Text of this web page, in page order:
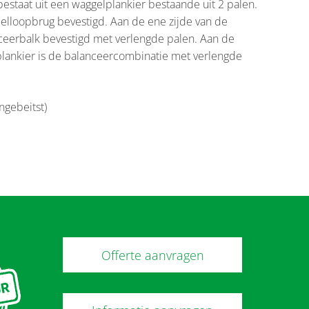
uit een waggelplankier bestaande uit 2 palen.
bevestigd. Aan de ene zijde van de
bevestigd met verlengde palen. Aan de
is de balanceercombinatie met verlengde
Offerte aanvragen